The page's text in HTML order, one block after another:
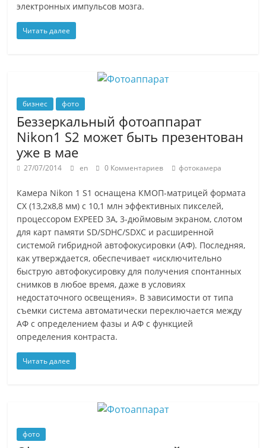
электронных импульсов мозга.
Читать далее
бизнес фото
Беззеркальный фотоаппарат
Nikon1 S2 может быть презентован
уже в мае
27/07/2014 en 0 Комментариев фотокамера
Камера Nikon 1 S1 оснащена КМОП-матрицей формата
CX (13,2х8,8 мм) с 10,1 млн эффективных пикселей,
процессором EXPEED 3A, 3-дюймовым экраном, слотом
для карт памяти SD/SDHC/SDXC и расширенной
системой гибридной автофокусировки (АФ). Последняя,
как утверждается, обеспечивает «исключительно
быструю автофокусировку для получения спонтанных
снимков в любое время, даже в условиях
недостаточного освещения». В зависимости от типа
съемки система автоматически переключается между
АФ с определением фазы и АФ с функцией
определения контраста.
Читать далее
фото